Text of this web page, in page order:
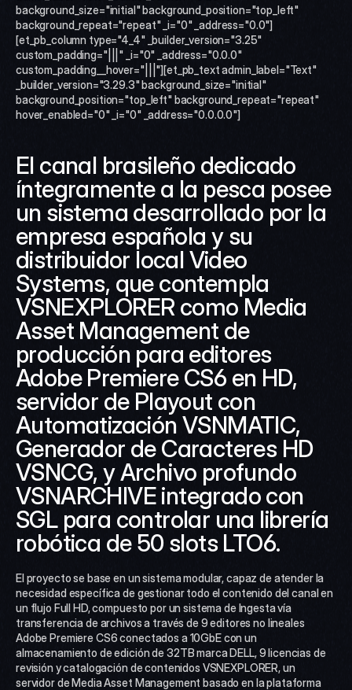
background_size="initial" background_position="top_left"
background_repeat="repeat" _i="0" _address="0.0"]
[et_pb_column type="4_4" _builder_version="3.25"
custom_padding="|||" _i="0" _address="0.0.0"
custom_padding__hover="|||"][et_pb_text admin_label="Text"
_builder_version="3.29.3" background_size="initial"
background_position="top_left" background_repeat="repeat"
hover_enabled="0" _i="0" _address="0.0.0.0"]
El canal brasileño dedicado
íntegramente a la pesca posee
un sistema desarrollado por la
empresa española y su
distribuidor local Video
Systems, que contempla
VSNEXPLORER como Media
Asset Management de
producción para editores
Adobe Premiere CS6 en HD,
servidor de Playout con
Automatización VSNMATIC,
Generador de Caracteres HD
VSNCG, y Archivo profundo
VSNARCHIVE integrado con
SGL para controlar una librería
robótica de 50 slots LTO6.
El proyecto se base en un sistema modular, capaz de atender la
necesidad específica de gestionar todo el contenido del canal en
un flujo Full HD, compuesto por un sistema de Ingesta vía
transferencia de archivos a través de 9 editores no lineales
Adobe Premiere CS6 conectados a 10GbE con un
almacenamiento de edición de 32TB marca DELL, 9 licencias de
revisión y catalogación de contenidos VSNEXPLORER, un
servidor de Media Asset Management basado en la plataforma